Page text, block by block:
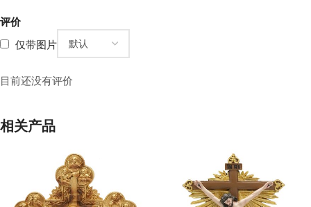
评价
仅带图片
目前还没有评价
相关产品